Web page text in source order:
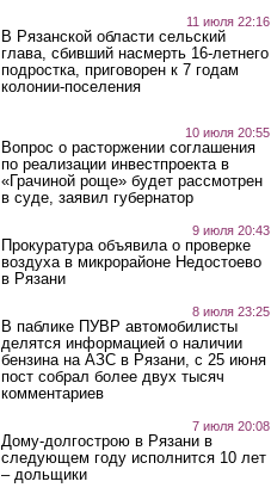
11 июля 22:16
В Рязанской области сельский
глава, сбивший насмерть 16-летнего
подростка, приговорен к 7 годам
колонии-поселения
10 июля 20:55
Вопрос о расторжении соглашения
по реализации инвестпроекта в
«Грачиной роще» будет рассмотрен
в суде, заявил губернатор
9 июля 20:43
Прокуратура объявила о проверке
воздуха в микрорайоне Недостоево
в Рязани
8 июля 23:25
В паблике ПУВР автомобилисты
делятся информацией о наличии
бензина на АЗС в Рязани, с 25 июня
пост собрал более двух тысяч
комментариев
7 июля 20:08
Дому-долгострою в Рязани в
следующем году исполнится 10 лет
– дольщики